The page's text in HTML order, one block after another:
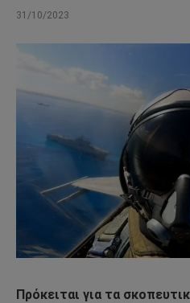
31/10/2023
Πρόκειται για τα